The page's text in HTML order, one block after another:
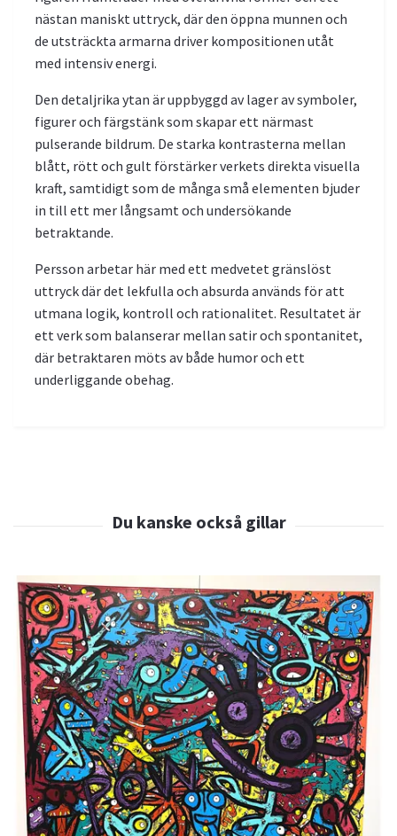
nästan maniskt uttryck, där den öppna munnen och
de utsträckta armarna driver kompositionen utåt
med intensiv energi.
Den detaljrika ytan är uppbyggd av lager av symboler,
figurer och färgstänk som skapar ett närmast
pulserande bildrum. De starka kontrasterna mellan
blått, rött och gult förstärker verkets direkta visuella
kraft, samtidigt som de många små elementen bjuder
in till ett mer långsamt och undersökande
betraktande.
Persson arbetar här med ett medvetet gränslöst
uttryck där det lekfulla och absurda används för att
utmana logik, kontroll och rationalitet. Resultatet är
ett verk som balanserar mellan satir och spontanitet,
där betraktaren möts av både humor och ett
underliggande obehag.